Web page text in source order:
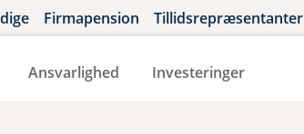
Firmapension Tillidsrepræsentanter
Ansvarlighed Investeringer